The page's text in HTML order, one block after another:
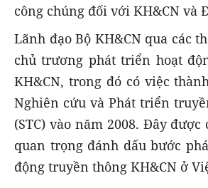
công chúng đối với KH&CN và
Lãnh đạo Bộ KH&CN qua các
chủ trương phát triển hoạt
KH&CN, trong đó có việc
Nghiên cứu và Phát triển
(STC) vào năm 2008. Đây
quan trọng đánh dấu bước
động truyền thông KH&CN ở